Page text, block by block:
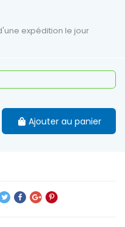
expédition le jour
Ajouter au panier